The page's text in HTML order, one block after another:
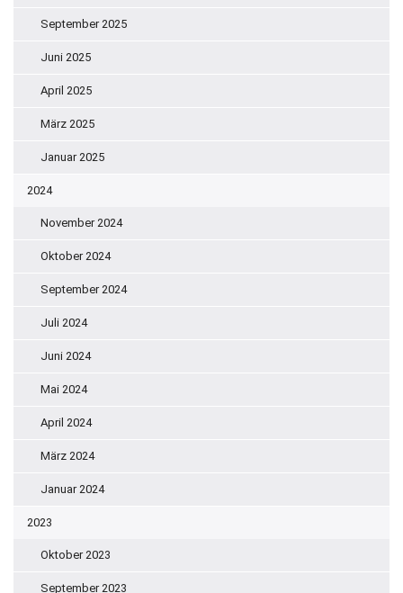
September 2025
Juni 2025
April 2025
März 2025
Januar 2025
2024
November 2024
Oktober 2024
September 2024
Juli 2024
Juni 2024
Mai 2024
April 2024
März 2024
Januar 2024
2023
Oktober 2023
September 2023